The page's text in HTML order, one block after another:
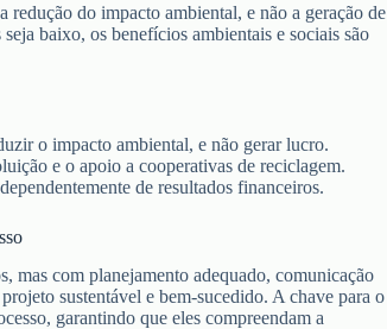
redução do impacto ambiental, e não a geração de
baixo, os benefícios ambientais e sociais são
o impacto ambiental, e não gerar lucro.
e o apoio a cooperativas de reciclagem.
de resultados financeiros.
mas com planejamento adequado, comunicação
sustentável e bem-sucedido. A chave para o
garantindo que eles compreendam a